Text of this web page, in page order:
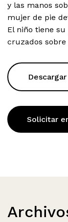
y las manos
mujer de pie
El niño tiene
cruzados sobre
Descargar
Solicitar